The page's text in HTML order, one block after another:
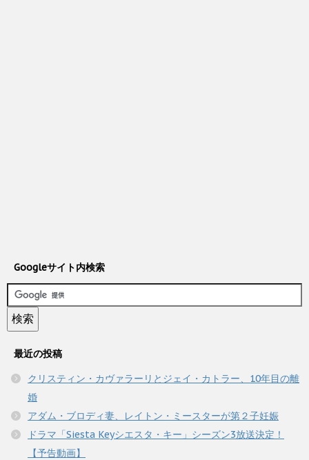
Googleサイト内検索
最近の投稿
クリスティン・カヴァラーリとジェイ・カトラー、10年目の離
婚
アダム・ブロディ妻、レイトン・ミースターが第２子妊娠
ドラマ「Siesta Keyシエスタ・キー」シーズン3放送決定！
【予告動画】